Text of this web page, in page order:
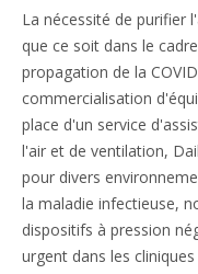
La nécessité de purifier
que ce soit dans le
propagation de la
commercialisation
place d'un service
l'air et de ventilation,
pour divers
la maladie infectieuse,
dispositifs à pression
urgent dans les